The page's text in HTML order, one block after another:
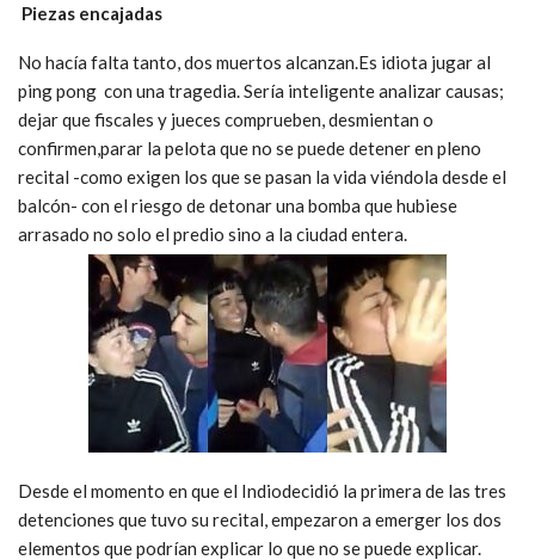
Piezas encajadas
No hacía falta tanto, dos muertos alcanzan.Es idiota jugar al
ping pong con una tragedia. Sería inteligente analizar causas;
dejar que fiscales y jueces comprueben, desmientan o
confirmen,parar la pelota que no se puede detener en pleno
recital -como exigen los que se pasan la vida viéndola desde el
balcón- con el riesgo de detonar una bomba que hubiese
arrasado no solo el predio sino a la ciudad entera.
Desde el momento en que el Indiodecidió la primera de las tres
detenciones que tuvo su recital, empezaron a emerger los dos
elementos que podrían explicar lo que no se puede explicar.